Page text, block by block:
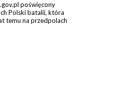
poświęcony
Polski batalii, która
temu na przedpolach